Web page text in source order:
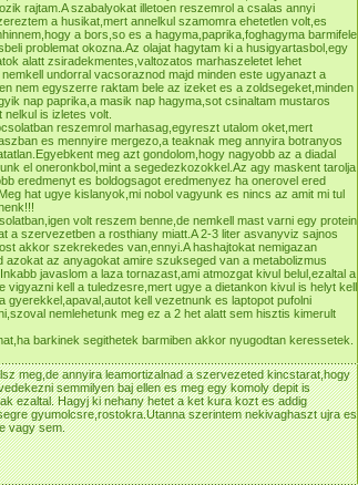
rajtam.A szabalyokat illetoen reszemrol a csalas annyi
a husikat,mert annelkul szamomra ehetetlen volt,es
a bors,so es a hagyma,paprika,foghagyma barmifele
problemat okozna.Az olajat hagytam ki a husigyartasbol,egy
alatt zsiradekmentes,valtozatos marhaszeletet lehet
undorral vacsoraznod majd minden este ugyanazt a
nem egyszerre raktam bele az izeket es a zoldsegeket,minden
nap paprika,a masik nap hagyma,sot csinaltam mustaros
is izletes volt.
reszemrol marhasag,egyreszt utalom oket,mert
es mennyire mergezo,a teaknak meg annyira botranyos
meg azt gondolom,hogy nagyobb az a diadal
el oneronkbol,mint a segedezkozokkel.Az agy maskent tarolja
eredmenyt es boldogsagot eredmenyez ha onerovel ered
hat ugye kislanyok,mi nobol vagyunk es nincs az amit mi tul
volt reszem benne,de nemkell mast varni egy protein
a szervezetben a rosthiany miatt.A 2-3 liter asvanyviz sajnos
akkor szekrekedes van,ennyi.A hashajtokat nemigazan
azokat az anyagokat amire szukseged van a metabolizmus
javaslom a laza tornazast,ami atmozgat kivul belul,ezaltal a
vigyazni kell a tuledzesre,mert ugye a dietankon kivul is helyt kell
gyerekkel,apaval,autot kell vezetnunk es laptopot pufolni
nemlehetunk meg ez a 2 het alatt sem hisztis kimerult
barkinek segithetek barmiben akkor nyugodtan keressetek.
meg,de annyira leamortizalnad a szervezeted kincstarat,hogy
semmilyen baj ellen es meg egy komoly depit is
ezaltal. Hagyj ki nehany hetet a ket kura kozt es addig
gyumolcsre,rostokra.Utanna szerintem nekivaghaszt ujra es
vagy sem.